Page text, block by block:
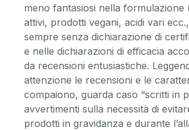
meno fantasiosi nella formulazione
attivi, prodotti vegani, acidi vari
sempre senza dichiarazione di
e nelle dichiarazioni di efficacia
da recensioni entusiastiche.
attenzione le recensioni e le
compaiono, guarda caso “scritti in
avvertimenti sulla necessità di
prodotti in gravidanza e durante